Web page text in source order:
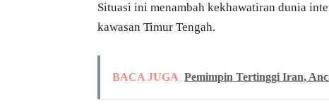
Situasi ini menambah kekhawatiran dunia
kawasan Timur Tengah.
BACA JUGA Pemimpin Tertinggi Iran,